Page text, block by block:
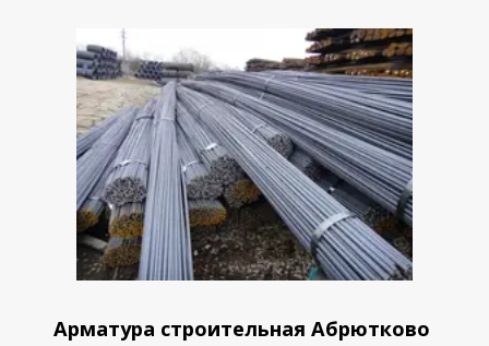
Арматура строительная Абрютково